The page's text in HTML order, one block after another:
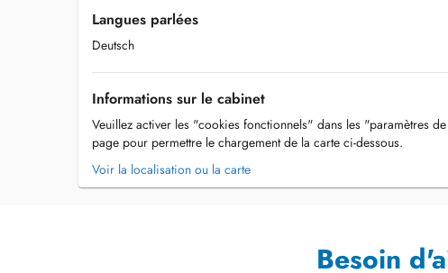
Langues parlées
Deutsch
Informations sur le cabinet
Veuillez activer les "cookies fonctionnels" dans les "paramètres
page pour permettre le chargement de la carte ci-dessous.
Voir la localisation ou la carte
Besoin